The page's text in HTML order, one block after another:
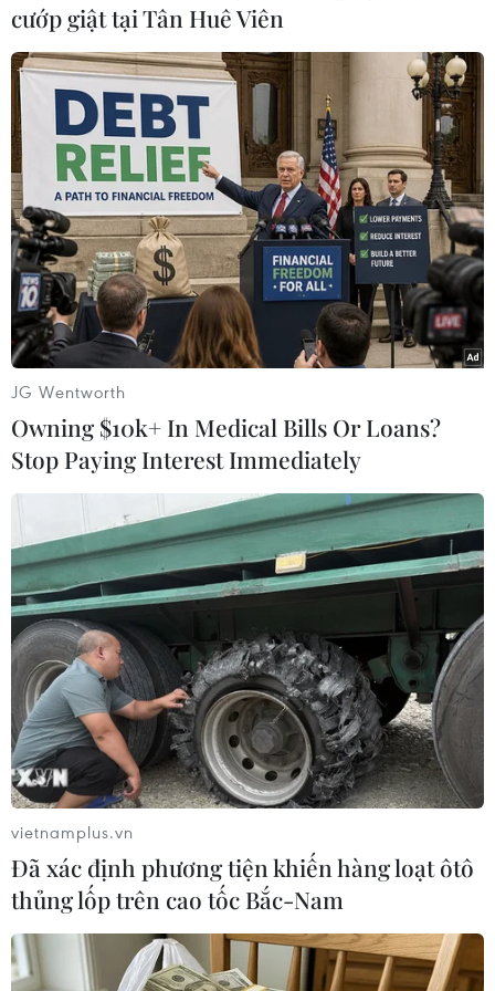
Quảng Nam (áo xanh) sẽ trụ hạng nếu có điểm trên sân của
Hoàng Anh Gia Lai. (Ảnh: VPF)
Với SHB Đà Nẵng, đội bóng của huấn luyện viên
Lê Đức Tuấn cần giành trọn 3 điểm trước Sông
Lam Nghệ An (đội đã trụ hạng và nhiều khả
năng sẽ cho các trụ cột nghỉ ngơi để chuẩn bị
cho đấu trường Cúp Quốc gia) để tránh xếp cuối
bảng (xuống hạng trực tiếp).
Quảng Nam để thua ở trận đấu cùng giờ. Ngược
lại, nếu Quảng Nam có điểm ở vòng đấu cuối,
Đà Nẵng sẽ phải đá play-off với đội hạng Nhất.
Trong trường hợp bằng điểm với Quy Nhơn
Bình Định, Đà Nẵng vẫn sẽ xếp trên đối thủ khi
hơn về thành tích đối đầu trực tiếp (thắng Bình
Định với tỷ số 2-1 và 3-1 ở cả 2 lượt đi và về).
cướp giật tại Tân Huê Viên
JG Wentworth
Owning $10k+ In Medical Bills Or Loans?
Stop Paying Interest Immediately
vietnamplus.vn
Đã xác định phương tiện khiến hàng loạt ôtô
thủng lốp trên cao tốc Bắc-Nam